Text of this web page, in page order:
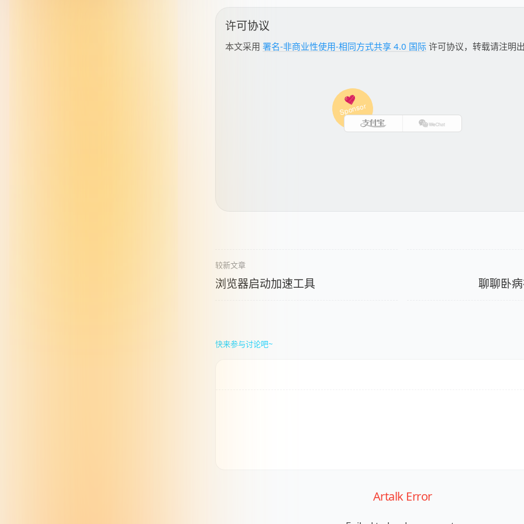
许可协议
本文采用 署名-非商业性使用-相同方式共享 4.0 国际 许可协议，转载请注明
较新文章
浏览器启动加速工具 聊聊卧
快来参与讨论吧~
Artalk Error